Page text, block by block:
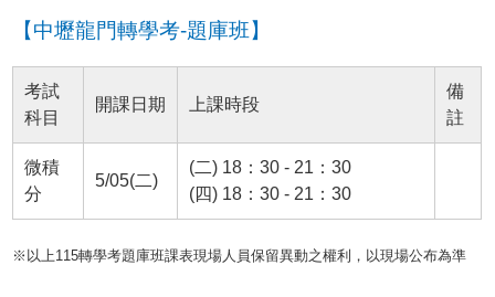
【中壢龍門轉學考-題庫班】
考試
科目
開課日期 上課時段
備
註
微積
分
5/05(二)
(二) 18：30 - 21：30
(四) 18：30 - 21：30
※以上115轉學考題庫班課表現場人員保留異動之權利，以現場公布為準